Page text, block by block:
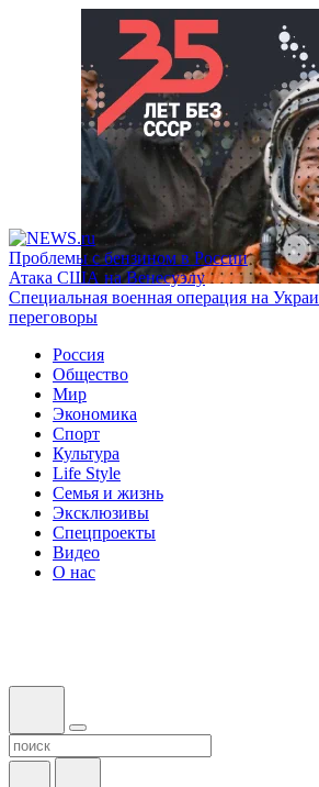
Проблемы с бензином в России
Атака США на Венесуэлу
Специальная военная операция на
переговоры
Россия
Общество
Мир
Экономика
Спорт
Культура
Life Style
Семья и жизнь
Эксклюзивы
Спецпроекты
Видео
О нас